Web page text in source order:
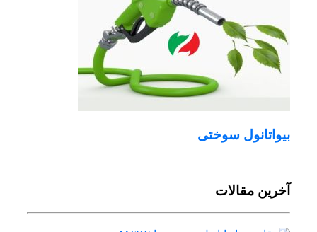
بیواتانول سوختی
آخرین مقالات